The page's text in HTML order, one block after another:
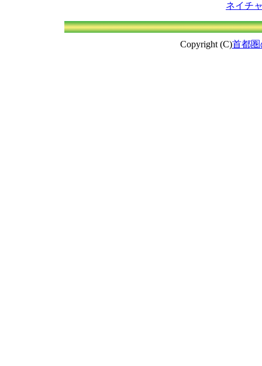
ネイチ
Copyright (C)首都